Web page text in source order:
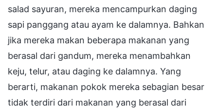
salad sayuran, mereka mencampurkan daging
sapi panggang atau ayam ke dalamnya. Bahkan
jika mereka makan beberapa makanan yang
berasal dari gandum, mereka menambahkan
keju, telur, atau daging ke dalamnya. Yang
berarti, makanan pokok mereka sebagian besar
tidak terdiri dari makanan yang berasal dari